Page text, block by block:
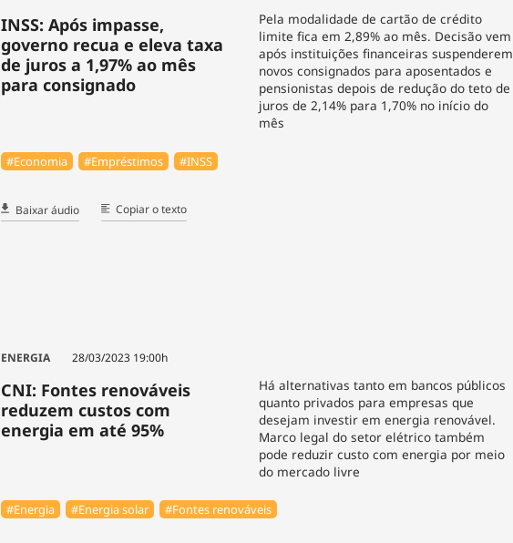
INSS: Após impasse,
governo recua e eleva taxa
de juros a 1,97% ao mês
para consignado
Pela modalidade de cartão de crédito
limite fica em 2,89% ao mês. Decisão vem
após instituições financeiras suspenderem
novos consignados para aposentados e
pensionistas depois de redução do teto de
juros de 2,14% para 1,70% no início do
mês
#Economia #Empréstimos #INSS
Baixar áudio Copiar o texto
ENERGIA 28/03/2023 19:00h
CNI: Fontes renováveis
reduzem custos com
energia em até 95%
Há alternativas tanto em bancos públicos
quanto privados para empresas que
desejam investir em energia renovável.
Marco legal do setor elétrico também
pode reduzir custo com energia por meio
do mercado livre
#Energia #Energia solar #Fontes renováveis